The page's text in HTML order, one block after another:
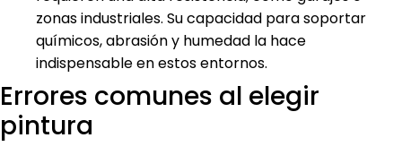
zonas industriales. Su capacidad para soportar
químicos, abrasión y humedad la hace
indispensable en estos entornos.
Errores comunes al elegir
pintura